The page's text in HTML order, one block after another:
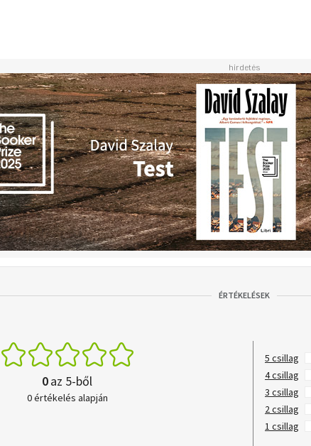
ÉRTÉKELÉSEK
0az 5-ből
0 értékelés alapján
5 csillag
4 csillag
3 csillag
2 csillag
1 csillag